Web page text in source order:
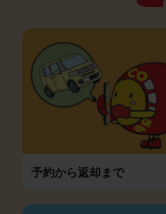
予約から返却まで